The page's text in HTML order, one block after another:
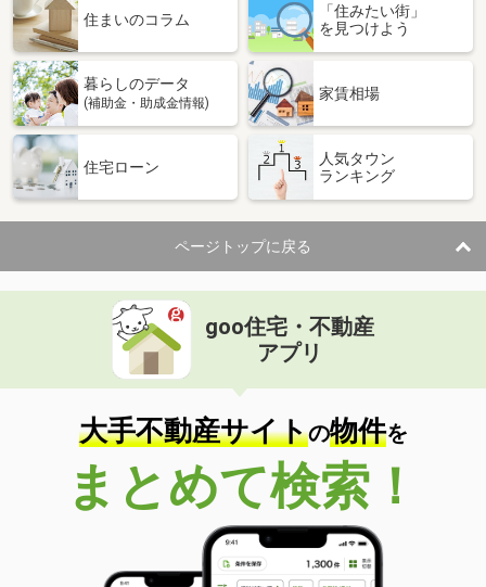
価 格
4.90万円
岩手県奥州市水沢字北栗林
専有面積 57.02m²
間取り
岩手県奥州市胆沢小山字北笹森
住 所
岩手県奥州市胆沢小山字北笹森
専有面積 50m²
間取り
2LDK
岩手県盛岡市本宮３
価 格
住 所
岩手県盛岡市本宮３
専有面積 42.57m²
間取り
1LDK
岩手県北上市若宮町１
価 格
4.90万円
岩手県北上市若宮町１
51.93m²
間取り
2DK
住まいのコラム
「住みたい街」
を見つけよう
暮らしのデータ
(補助金・助成金情報)
家賃相場
住宅ローン
人気タウン
ランキング
ページトップに戻る
goo住宅・不動産
アプリ
大手不動産サイトの物件を
まとめて検索！